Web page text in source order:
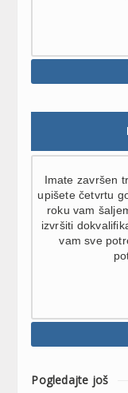
Imate završen
upišete četvrtu
roku vam
izvršiti
vam sve
Pogledajte još